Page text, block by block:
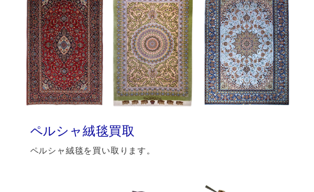
ペルシャ絨毯買取
ペルシャ絨毯を買い取ります。